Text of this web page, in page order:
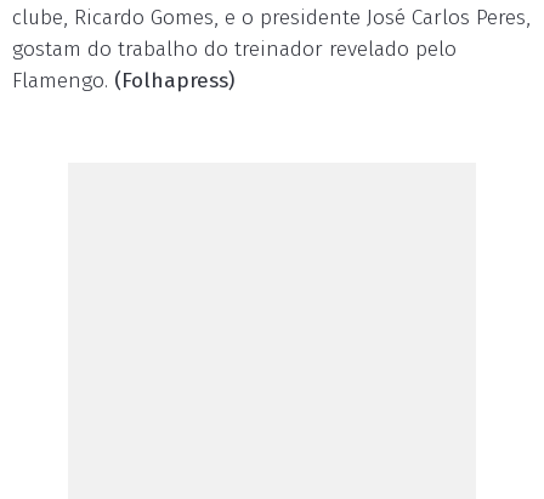
clube, Ricardo Gomes, e o presidente José Carlos Peres,
gostam do trabalho do treinador revelado pelo
Flamengo. (Folhapress)